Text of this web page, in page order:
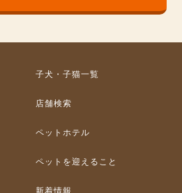
子犬・子猫一覧
店舗検索
ペットホテル
ペットを迎えること
新着情報